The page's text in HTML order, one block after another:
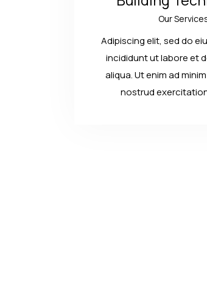
Our
Adipiscing elit, sed do
incididunt ut labore et
aliqua. Ut enim ad
nostrud